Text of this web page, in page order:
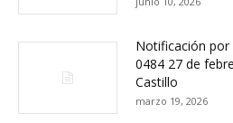
Notificación
0484 27 de
Castillo
marzo 19, 2026